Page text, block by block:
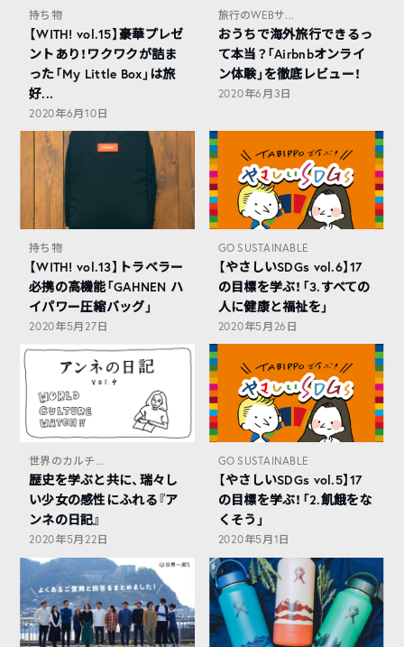
持ち物
【WITH! vol.15】豪華プレゼ
ントあり！ワクワクが詰ま
った「My Little Box」は旅
好...
2020年6月10日
旅行のWEBサ...
おうちで海外旅行できるっ
て本当？「Airbnbオンライ
ン体験」を徹底レビュー！
2020年6月3日
持ち物
【WITH! vol.13】トラベラー
必携の高機能「GAHNEN ハ
イパワー圧縮バッグ」
2020年5月27日
GO SUSTAINABLE
【やさしいSDGs vol.6】17
の目標を学ぶ！「3.すべての
人に健康と福祉を」
2020年5月26日
世界のカルチ...
歴史を学ぶと共に、瑞々し
い少女の感性にふれる『ア
ンネの日記』
2020年5月22日
GO SUSTAINABLE
【やさしいSDGs vol.5】17
の目標を学ぶ！「2.飢餓をな
くそう」
2020年5月1日